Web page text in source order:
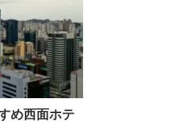
め西面ホテ